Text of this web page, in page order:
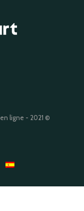
ligne - 2021 ©